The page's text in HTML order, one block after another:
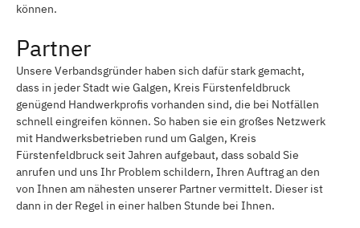
können.
Partner
Unsere Verbandsgründer haben sich dafür stark gemacht,
dass in jeder Stadt wie Galgen, Kreis Fürstenfeldbruck
genügend Handwerkprofis vorhanden sind, die bei Notfällen
schnell eingreifen können. So haben sie ein großes Netzwerk
mit Handwerksbetrieben rund um Galgen, Kreis
Fürstenfeldbruck seit Jahren aufgebaut, dass sobald Sie
anrufen und uns Ihr Problem schildern, Ihren Auftrag an den
von Ihnen am nähesten unserer Partner vermittelt. Dieser ist
dann in der Regel in einer halben Stunde bei Ihnen.